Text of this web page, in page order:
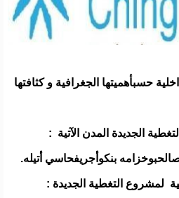
حسبأهميتها الجغرافية و كثافتها
الجديدة المدن الآتية :
بنكوأجريفحاسي أتيله.
لمشروع التغطية الجديدة :